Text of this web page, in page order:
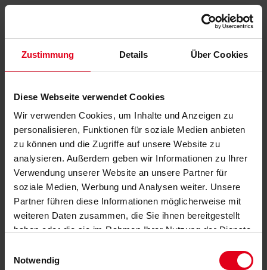
Zustimmung Details Über Cookies
Diese Webseite verwendet Cookies
Wir verwenden Cookies, um Inhalte und Anzeigen zu
personalisieren, Funktionen für soziale Medien anbieten
zu können und die Zugriffe auf unsere Website zu
analysieren. Außerdem geben wir Informationen zu Ihrer
Verwendung unserer Website an unsere Partner für
soziale Medien, Werbung und Analysen weiter. Unsere
Partner führen diese Informationen möglicherweise mit
weiteren Daten zusammen, die Sie ihnen bereitgestellt
haben oder die sie im Rahmen Ihrer Nutzung der Dienste
Notwendig